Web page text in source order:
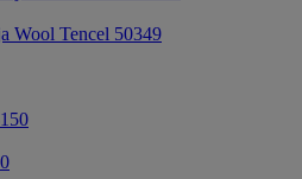
Wool Tencel 50349